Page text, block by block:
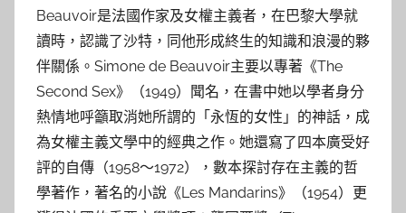
Beauvoir是法國作家及女權主義者，在巴黎大學就
讀時，認識了沙特，同他形成終生的知識和浪漫的夥
伴關係。Simone de Beauvoir主要以專著《The
Second Sex》（1949）聞名，在書中她以學者身分
熱情地呼籲取消她所謂的「永恆的女性」的神話，成
為女權主義文學中的經典之作。她還寫了四本廣受好
評的自傳（1958～1972），數本探討存在主義的哲
學著作，著名的小說《Les Mandarins》（1954）更